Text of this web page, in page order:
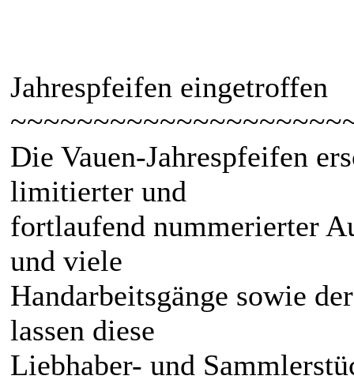
Jahrespfeifen eingetroffen
Die Vauen-Jahrespfeifen
limitierter und
fortlaufend nummerierter
und viele
Handarbeitsgänge sowie
lassen diese
Liebhaber- und